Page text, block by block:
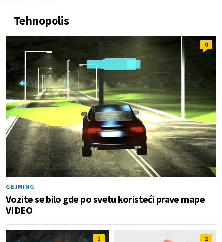
Tehnopolis
0
GEJMING
Vozite se bilo gde po svetu koristeći prave mape
VIDEO
1 2